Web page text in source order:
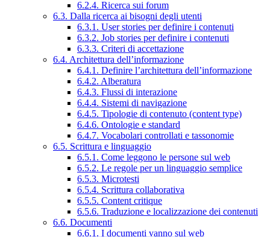
6.2.4. Ricerca sui forum
6.3. Dalla ricerca ai bisogni degli utenti
6.3.1. User stories per definire i contenuti
6.3.2. Job stories per definire i contenuti
6.3.3. Criteri di accettazione
6.4. Architettura dell’informazione
6.4.1. Definire l’architettura dell’informazione
6.4.2. Alberatura
6.4.3. Flussi di interazione
6.4.4. Sistemi di navigazione
6.4.5. Tipologie di contenuto (content type)
6.4.6. Ontologie e standard
6.4.7. Vocabolari controllati e tassonomie
6.5. Scrittura e linguaggio
6.5.1. Come leggono le persone sul web
6.5.2. Le regole per un linguaggio semplice
6.5.3. Microtesti
6.5.4. Scrittura collaborativa
6.5.5. Content critique
6.5.6. Traduzione e localizzazione dei contenuti
6.6. Documenti
6.6.1. I documenti vanno sul web